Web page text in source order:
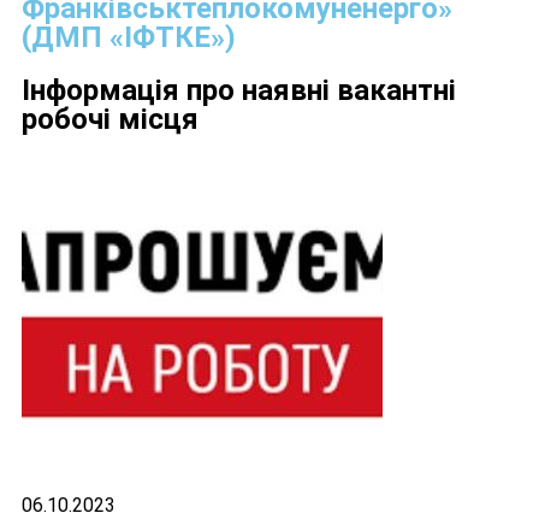
Франківськтеплокомуненерго»
(ДМП «ІФТКЕ»)
Інформація про наявні вакантні
робочі місця
06.10.2023